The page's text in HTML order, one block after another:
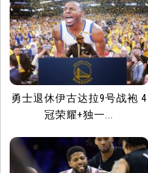
勇士退休伊古达拉9号战袍 4
冠荣耀+独一...